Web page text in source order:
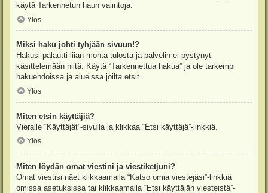
käytä Tarkennetun haun valintoja.
Ylös
Miksi haku johti tyhjään sivuun!?
Hakusi palautti liian monta tulosta ja palvelin ei pystynyt
käsittelemään niitä. Käytä “Tarkennettua hakua” ja ole tarkempi
hakuehdoissa ja alueissa joilta etsit.
Ylös
Miten etsin käyttäjiä?
Vieraile “Käyttäjät”-sivulla ja klikkaa “Etsi käyttäjä”-linkkiä.
Ylös
Miten löydän omat viestini ja viestiketjuni?
Omat viestisi näet klikkaamalla “Katso omia viestejäsi”-linkkiä
omissa asetuksissa tai klikkaamalla “Etsi käyttäjän viesteistä”-